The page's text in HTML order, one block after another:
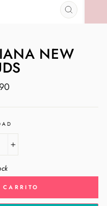
CERRAR
(ESC)
NEW
+